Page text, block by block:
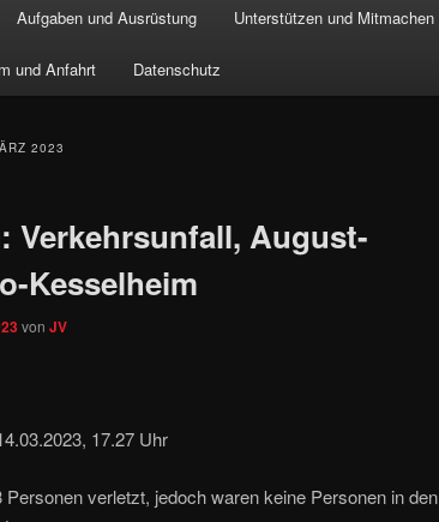
wechseln
Aufgaben und Ausrüstung Unterstützen und Mitmachen
und Anfahrt Datenschutz
2023
Verkehrsunfall, August-
Kesselheim
von JV
17.27 Uhr
verletzt, jedoch waren keine Personen in den